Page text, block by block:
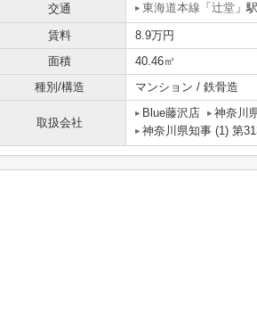
交通
東海道本線 「 辻堂 」
賃料 8.9万円
面積
40.46㎡
種別/構造
マンション / 鉄骨造
取扱会社
Blue藤沢店 神奈川
神奈川県知事 (1) 第